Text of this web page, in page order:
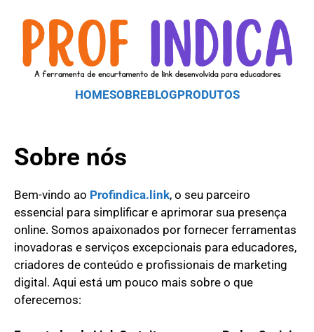
HOMESOBREBLOGPRODUTOS
Sobre nós
Bem-vindo ao Profindica.link, o seu parceiro
essencial para simplificar e aprimorar sua presença
online. Somos apaixonados por fornecer ferramentas
inovadoras e serviços excepcionais para educadores,
criadores de conteúdo e profissionais de marketing
digital. Aqui está um pouco mais sobre o que
oferecemos: